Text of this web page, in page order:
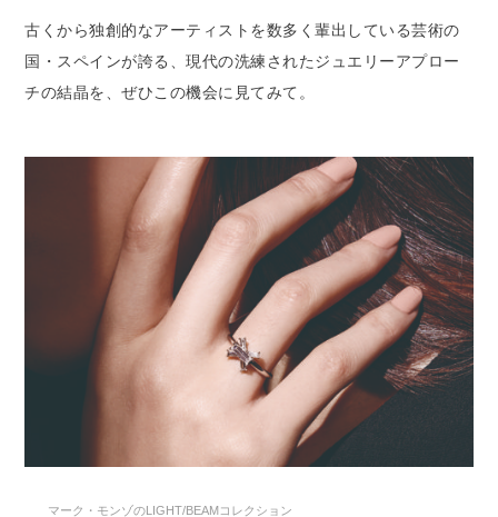
古くから独創的なアーティストを数多く輩出している芸術の
国・スペインが誇る、現代の洗練されたジュエリーアプロー
チの結晶を、ぜひこの機会に見てみて。
マーク・モンゾのLIGHT/BEAMコレクション